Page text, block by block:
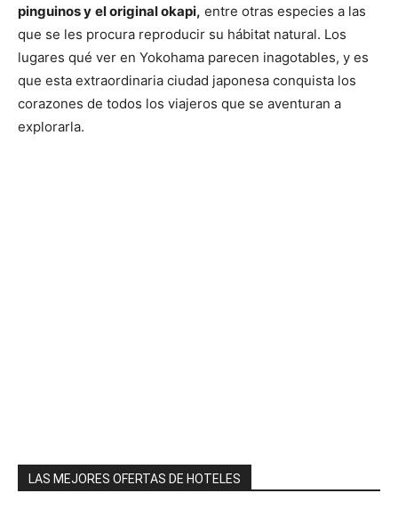
pinguinos y el original okapi, entre otras especies a las
que se les procura reproducir su hábitat natural. Los
lugares qué ver en Yokohama parecen inagotables, y es
que esta extraordinaria ciudad japonesa conquista los
corazones de todos los viajeros que se aventuran a
explorarla.
LAS MEJORES OFERTAS DE HOTELES